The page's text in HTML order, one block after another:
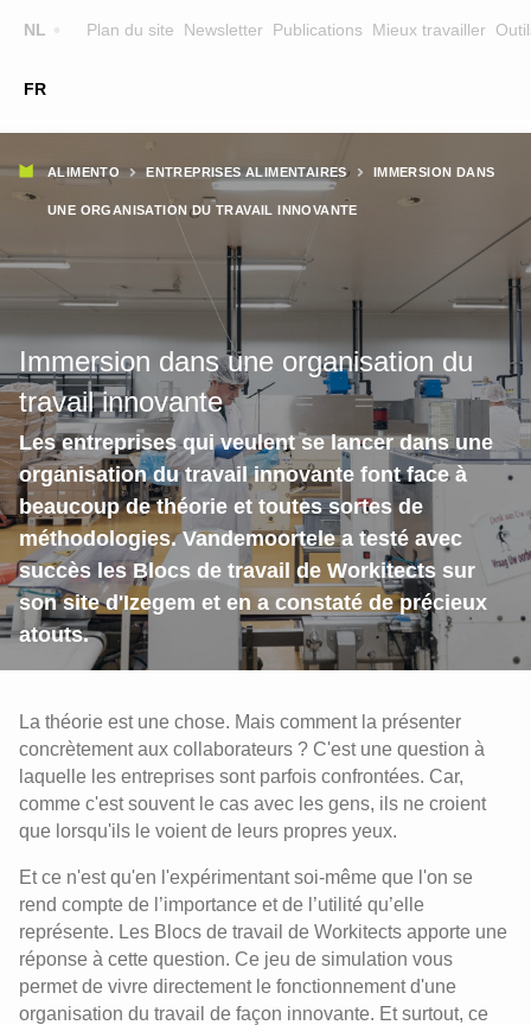
NL
FR
Plan du site Newsletter Publications Mieux travailler
Main
navigation
FORMATEURS
CONTACT
Fil
d'Ariane
ALIMENTO ENTREPRISES ALIMENTAIRES IMMERSION DANS
UNE ORGANISATION DU TRAVAIL INNOVANTE
Immersion dans une organisation du
travail innovante
Les entreprises qui veulent se lancer dans une
organisation du travail innovante font face à
beaucoup de théorie et toutes sortes de
méthodologies. Vandemoortele a testé avec
succès les Blocs de travail de Workitects sur
son site d'Izegem et en a constaté de précieux
atouts.
La théorie est une chose. Mais comment la présenter
concrètement aux collaborateurs ? C'est une question à
laquelle les entreprises sont parfois confrontées. Car,
comme c'est souvent le cas avec les gens, ils ne croient
que lorsqu'ils le voient de leurs propres yeux.
Et ce n'est qu'en l'expérimentant soi-même que l'on se
rend compte de l’importance et de l’utilité qu’elle
représente. Les Blocs de travail de Workitects apporte une
réponse à cette question. Ce jeu de simulation vous
permet de vivre directement le fonctionnement d'une
organisation du travail de façon innovante. Et surtout, ce